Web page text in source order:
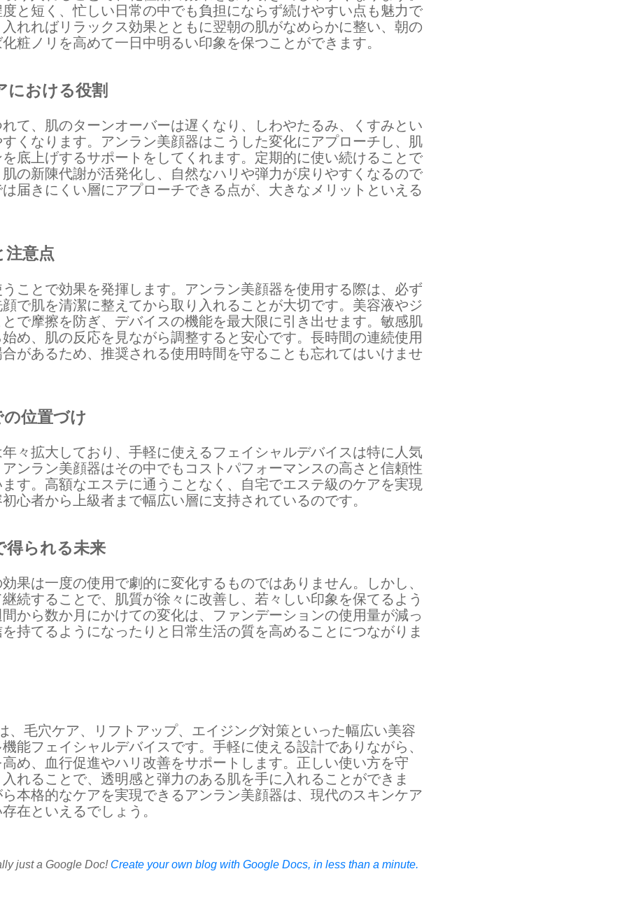
と短く、忙しい日常の中でも負担にならず続けやすい点も魅力で
れればリラックス効果とともに翌朝の肌がなめらかに整い、朝の
粧ノリを高めて一日中明るい印象を保つことができます。
における役割
て、肌のターンオーバーは遅くなり、しわやたるみ、くすみとい
くなります。アンラン美顔器はこうした変化にアプローチし、肌
底上げするサポートをしてくれます。定期的に使い続けることで
の新陳代謝が活発化し、自然なハリや弾力が戻りやすくなるので
届きにくい層にアプローチできる点が、大きなメリットといえる
意点
ことで効果を発揮します。アンラン美顔器を使用する際は、必ず
で肌を清潔に整えてから取り入れることが大切です。美容液やジ
で摩擦を防ぎ、デバイスの機能を最大限に引き出せます。敏感肌
め、肌の反応を見ながら調整すると安心です。長時間の連続使用
があるため、推奨される使用時間を守ることも忘れてはいけませ
位置づけ
々拡大しており、手軽に使えるフェイシャルデバイスは特に人気
ンラン美顔器はその中でもコストパフォーマンスの高さと信頼性
す。高額なエステに通うことなく、自宅でエステ級のケアを実現
心者から上級者まで幅広い層に支持されているのです。
得られる未来
果は一度の使用で劇的に変化するものではありません。しかし、
続することで、肌質が徐々に改善し、若々しい印象を保てるよう
から数か月にかけての変化は、ファンデーションの使用量が減っ
持てるようになったりと日常生活の質を高めることにつながりま
、毛穴ケア、リフトアップ、エイジング対策といった幅広い美容
能フェイシャルデバイスです。手軽に使える設計でありながら、
め、血行促進やハリ改善をサポートします。正しい使い方を守
れることで、透明感と弾力のある肌を手に入れることができま
本格的なケアを実現できるアンラン美顔器は、現代のスキンケア
在といえるでしょう。
just a Google Doc! Create your own blog with Google Docs, in less than a minute.